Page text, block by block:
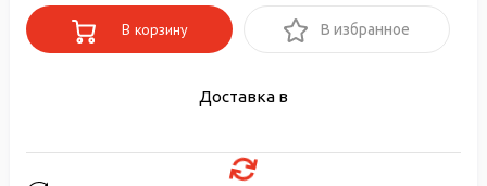
В корзину В избранное
Доставка в